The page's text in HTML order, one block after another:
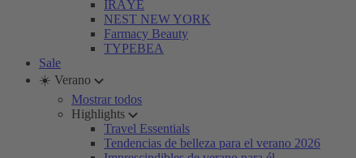
IRÄYE
NEST NEW YORK
Farmacy Beauty
TYPEBEA
Sale
☀️ Verano
Mostrar todos
Highlights
Travel Essentials
Tendencias de belleza para el verano 2026